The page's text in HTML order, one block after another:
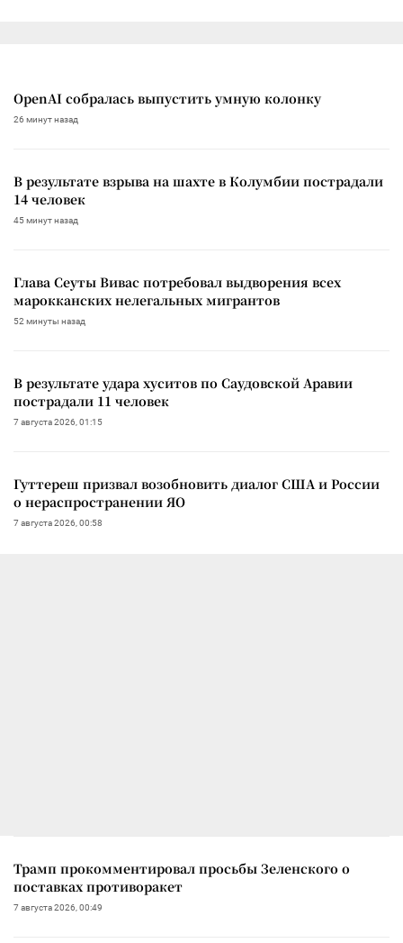
OpenAI собралась выпустить умную колонку
26 минут назад
В результате взрыва на шахте в Колумбии пострадали
14 человек
45 минут назад
Глава Сеуты Вивас потребовал выдворения всех
марокканских нелегальных мигрантов
52 минуты назад
В результате удара хуситов по Саудовской Аравии
пострадали 11 человек
7 августа 2026, 01:15
Гуттереш призвал возобновить диалог США и России
о нераспространении ЯО
7 августа 2026, 00:58
Трамп прокомментировал просьбы Зеленского о
поставках противоракет
7 августа 2026, 00:49